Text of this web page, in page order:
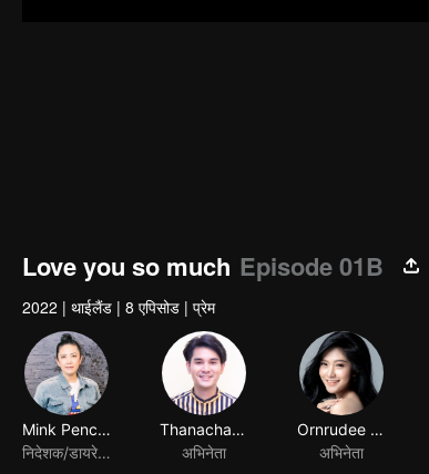
Love you so much Episode 01B
2022 | थाईलैंड | 8 एपिसोड | प्रेम
Mink Penchan Vongsomphet
निदेशक/डायरेक्टर
Thanachat Dulyachat
अभिनेता
Ornrudee Seanla
अभिनेता